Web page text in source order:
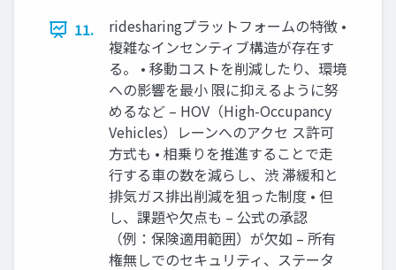
11.
ridesharingプラットフォームの特徴 •
複雑なインセンティブ構造が存在す
る。 • 移動コストを削減したり、環境
への影響を最小 限に抑えるように努
めるなど – HOV（High-Occupancy
Vehicles）レーンへのアクセ ス許可
方式も • 相乗りを推進することで走
行する車の数を減らし、渋 滞緩和と
排気ガス排出削減を狙った制度 • 但
し、課題や欠点も – 公式の承認
（例：保険適用範囲）が欠如 – 所有
権無しでのセキュリティ、ステータ